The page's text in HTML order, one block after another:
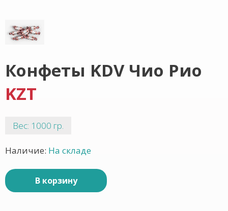
Конфеты KDV Чио Рио
KZT
Вес: 1000 гр.
Наличие: На складе
В корзину